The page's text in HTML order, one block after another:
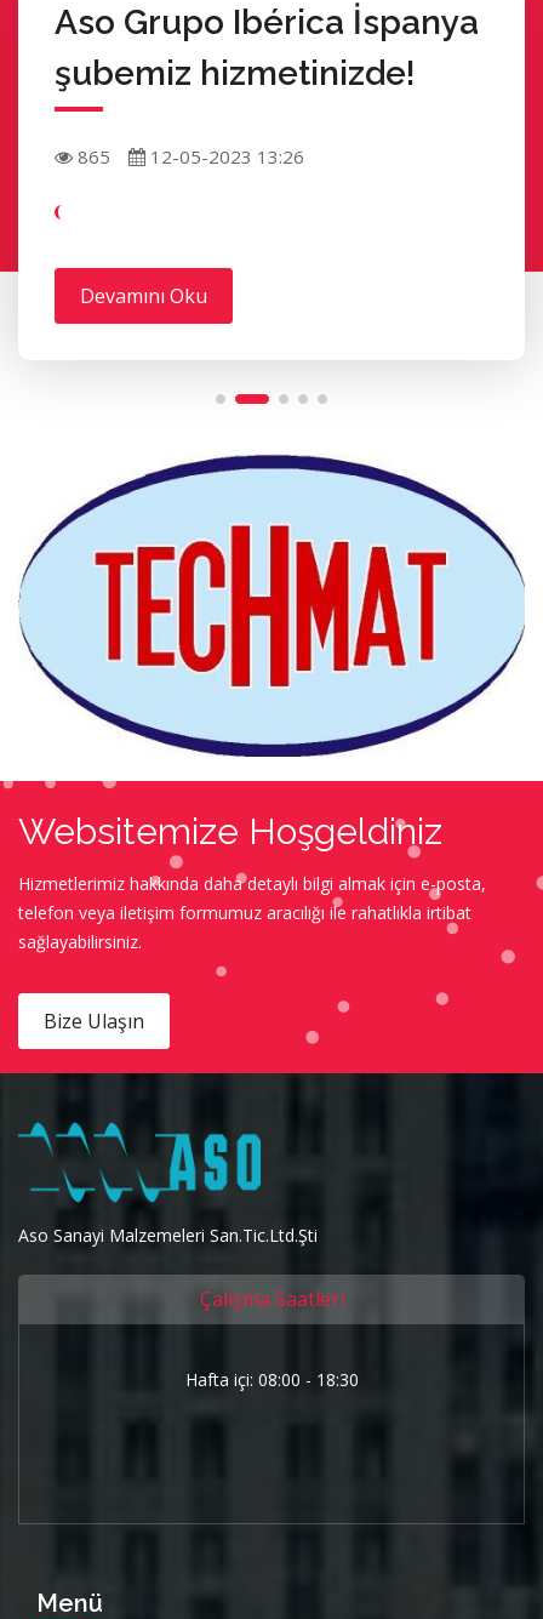
Aso Grupo Ibérica İspanya
şubemiz hizmetinizde!
865 12-05-2023 13:26
Devamını Oku
Websitemize Hoşgeldiniz
Hizmetlerimiz hakkında daha detaylı bilgi almak için e-posta,
telefon veya iletişim formumuz aracılığı ile rahatlıkla irtibat
sağlayabilirsiniz.
Bize Ulaşın
Aso Sanayi Malzemeleri San.Tic.Ltd.Şti
Çalışma Saatleri
Hafta içi: 08:00 - 18:30
Menü